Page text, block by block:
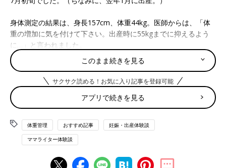
身体測定の結果は、身長157cm、体重44kg。医師からは、「体
重の増加に気を付けて下さい。出産時に55kgまでに抑えるよう
に…」と言われました。
え？ 妊娠判明後1ヶ月で2kg、2ヶ月で4kg増
医師からのアドバイスによると「プラス11kgまでの体重増加は
許容範囲」とのこと。仕事をして動いているし、今までも体重で
のトラブルは経験がなかったので、私には関係のない話だと思っ
ていたのですが…。
ときの体重は46kg、9月には48.75kgに…。たった2ヶ月で4kg以
このまま続きを見る
サクサク読める！お気に入り記事を登録可能
アプリで続きを見る
体重管理 おすすめ記事 妊娠・出産体験談
ママライター体験談